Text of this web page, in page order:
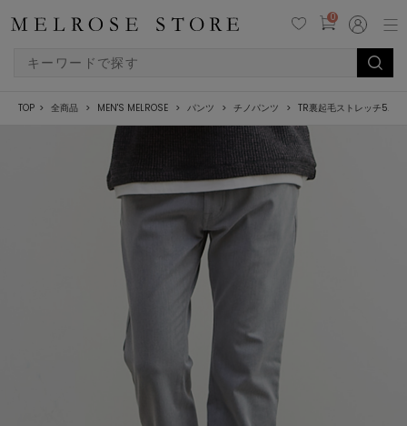
0
TOP 全商品 MEN'S MELROSE パンツ チノパンツ TR裏起毛ストレッチ5ポ